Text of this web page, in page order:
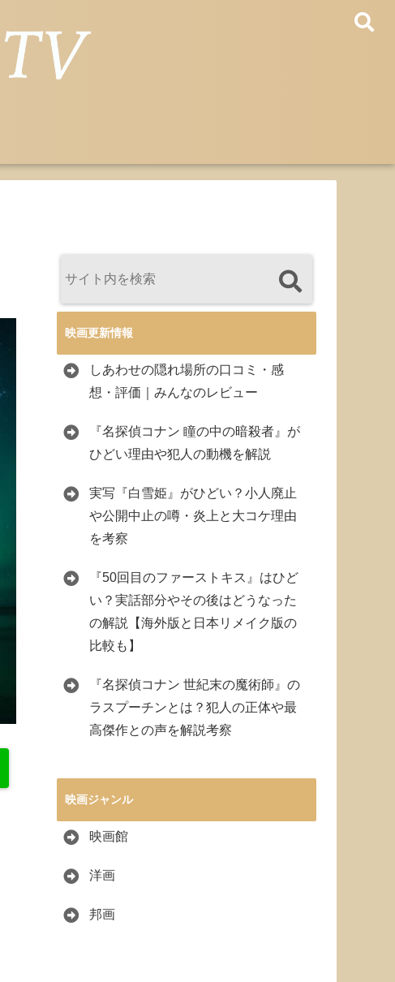
映画更新情報
しあわせの隠れ場所の口コミ・感
想・評価｜みんなのレビュー
『名探偵コナン 瞳の中の暗殺者』が
ひどい理由や犯人の動機を解説
実写『白雪姫』がひどい？小人廃止
や公開中止の噂・炎上と大コケ理由
を考察
『50回目のファーストキス』はひど
い？実話部分やその後はどうなった
の解説【海外版と日本リメイク版の
比較も】
『名探偵コナン 世紀末の魔術師』の
ラスプーチンとは？犯人の正体や最
高傑作との声を解説考察
映画ジャンル
映画館
洋画
邦画